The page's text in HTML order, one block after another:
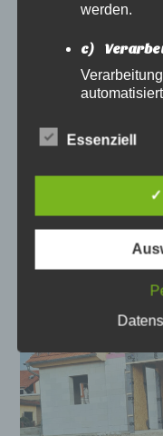
werden.
c)
Daten wie
Auslesen,
die
Löschen
d)
Markierung
ihre
Essenziell
✓